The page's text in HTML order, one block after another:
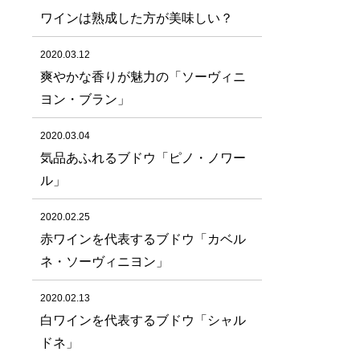
ワインは熟成した方が美味しい？
2020.03.12
爽やかな香りが魅力の「ソーヴィニ
ヨン・ブラン」
2020.03.04
気品あふれるブドウ「ピノ・ノワー
ル」
2020.02.25
赤ワインを代表するブドウ「カベル
ネ・ソーヴィニヨン」
2020.02.13
白ワインを代表するブドウ「シャル
ドネ」